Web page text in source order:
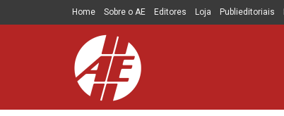
Home Sobre o AE Editores Loja Publieditoriais